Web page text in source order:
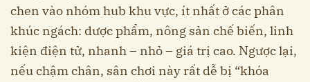
chen vào nhóm hub khu vực, ít nhất ở các phân
khúc ngách: dược phẩm, nông sản chế biến, linh
kiện điện tử, nhanh – nhỏ – giá trị cao. Ngược lại,
nếu chậm chân, sân chơi này rất dễ bị “khóa